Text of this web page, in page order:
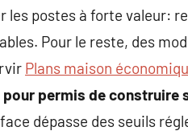
les postes à forte valeur:
Pour le reste, des
Plans maison
pour permis de construire
dépasse des seuils